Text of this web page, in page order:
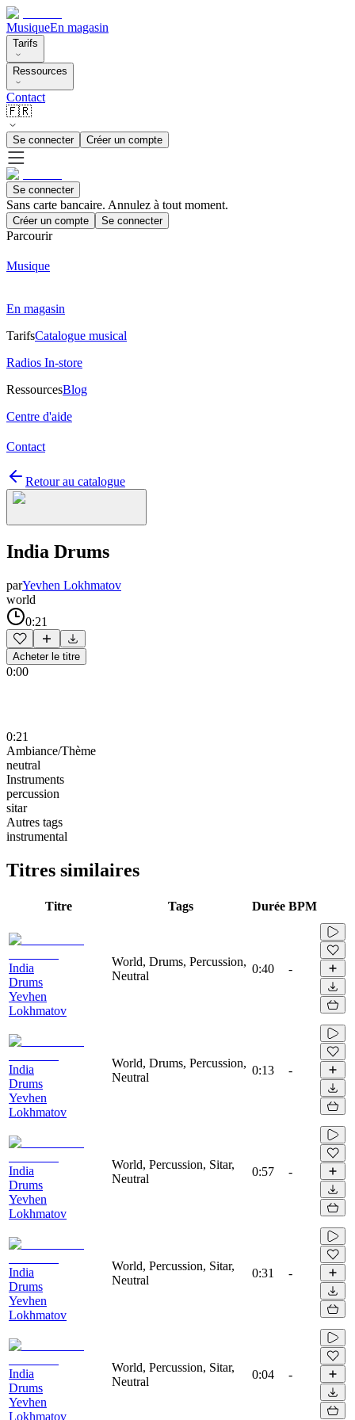
MusiqueEn magasin
Tarifs
Ressources
Contact
🇫🇷
Se connecter Créer un compte
Se connecter
Sans carte bancaire. Annulez à tout moment.
Créer un compte Se connecter
Parcourir
Musique
En magasin
TarifsCatalogue musical
Radios In-store
RessourcesBlog
Centre d'aide
Contact
Retour au catalogue
India Drums
parYevhen Lokhmatov
world
0:21
Acheter le titre
0:00
0:21
Ambiance/Thème
neutral
Instruments
percussion
sitar
Autres tags
instrumental
Titres similaires
Titre Tags Durée BPM
India
Drums
Yevhen
Lokhmatov
World, Drums, Percussion,
Neutral
0:40 -
India
Drums
Yevhen
Lokhmatov
World, Drums, Percussion,
Neutral
0:13 -
India
Drums
Yevhen
Lokhmatov
World, Percussion, Sitar,
Neutral
0:57 -
India
Drums
Yevhen
Lokhmatov
World, Percussion, Sitar,
Neutral
0:31 -
India
Drums
Yevhen
Lokhmatov
World, Percussion, Sitar,
Neutral
0:04 -